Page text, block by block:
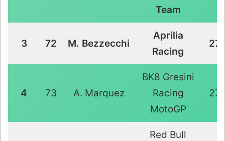
Team
3 72 M. Bezzecchi
Aprilia
Racing
27
4 73 A. Marquez
BK8 Gresini
Racing
MotoGP
27
Red Bull